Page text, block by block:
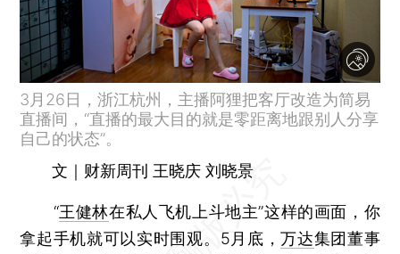
3月26日，浙江杭州，主播阿狸把客厅改造为简易
直播间，“直播的最大目的就是零距离地跟别人分享
自己的状态”。
文｜财新周刊 王晓庆 刘晓景
“王健林在私人飞机上斗地主”这样的画面，你
拿起手机就可以实时围观。5月底，万达集团董事